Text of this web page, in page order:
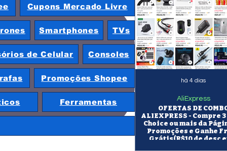
Cupons Mercado Livre
Smartphones TVs
de Celular Consoles
Promoções Shopee
Ferramentas
OFERTAS DE
ALIEXPRESS - Compre
Choice ou mais da
Promoções e Ganhe
Grátis(R$10 de desc
AliExpress
há 4 dias